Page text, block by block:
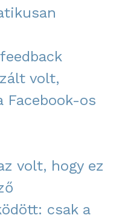
volt,
Facebook-os
volt, hogy ez
csak a